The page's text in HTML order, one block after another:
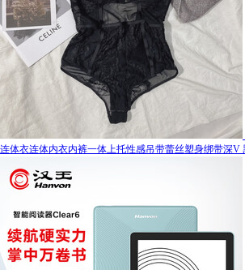
连体衣连体内衣内裤一体上托性感吊带蕾丝塑身绑带深V